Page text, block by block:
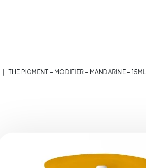
THE PIGMENT – MODIFIER – MANDARINE – 15ML